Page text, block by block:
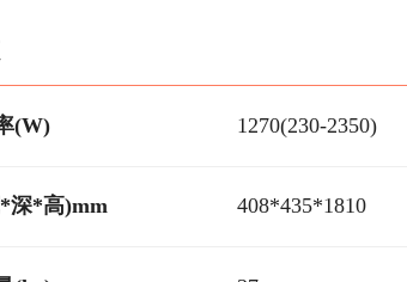
(W) 1270(230-2350)
深*高)mm 408*435*1810